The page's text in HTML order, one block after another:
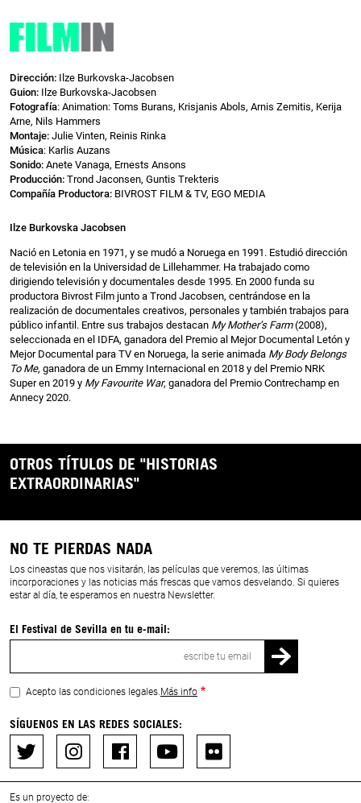
Dirección: Ilze Burkovska-Jacobsen
Guion: Ilze Burkovska-Jacobsen
Fotografía: Animation: Toms Burans, Krisjanis Abols, Arnis Zemitis, Kerija
Arne, Nils Hammers
Montaje: Julie Vinten, Reinis Rinka
Música: Karlis Auzans
Sonido: Anete Vanaga, Ernests Ansons
Producción: Trond Jaconsen, Guntis Trekteris
Compañía Productora: BIVROST FILM & TV, EGO MEDIA
Ilze Burkovska Jacobsen
Nació en Letonia en 1971, y se mudó a Noruega en 1991. Estudió dirección
de televisión en la Universidad de Lillehammer. Ha trabajado como
dirigiendo televisión y documentales desde 1995. En 2000 funda su
productora Bivrost Film junto a Trond Jacobsen, centrándose en la
realización de documentales creativos, personales y también trabajos para
público infantil. Entre sus trabajos destacan My Mother’s Farm(2008),
seleccionada en el IDFA, ganadora del Premio al Mejor Documental Letón y
Mejor Documental para TV en Noruega, la serie animada My Body Belongs
To Me, ganadora de un Emmy Internacional en 2018 y del Premio NRK
Super en 2019 y My Favourite War, ganadora del Premio Contrechamp en
Annecy 2020.
OTROS TÍTULOS DE "HISTORIAS
EXTRAORDINARIAS"
NO TE PIERDAS NADA
Los cineastas que nos visitarán, las películas que veremos, las últimas
incorporaciones y las noticias más frescas que vamos desvelando. Si quieres
estar al día, te esperamos en nuestra Newsletter.
El Festival de Sevilla en tu e-mail:
Acepto las condiciones legales.Más info
SÍGUENOS EN LAS REDES SOCIALES:
Es un proyecto de: